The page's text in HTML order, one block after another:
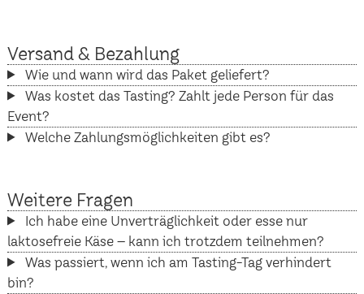
Versand & Bezahlung
Wie und wann wird das Paket geliefert?
Was kostet das Tasting? Zahlt jede Person für das
Event?
Welche Zahlungsmöglichkeiten gibt es?
Weitere Fragen
Ich habe eine Unverträglichkeit oder esse nur
laktosefreie Käse – kann ich trotzdem teilnehmen?
Was passiert, wenn ich am Tasting-Tag verhindert
bin?